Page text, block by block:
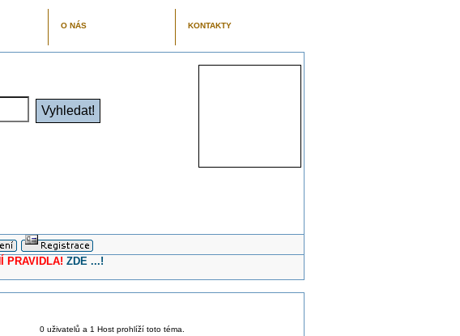
O NÁS KONTAKTY
ZDE ...!
0 uživatelů a 1 Host prohlíží toto téma.